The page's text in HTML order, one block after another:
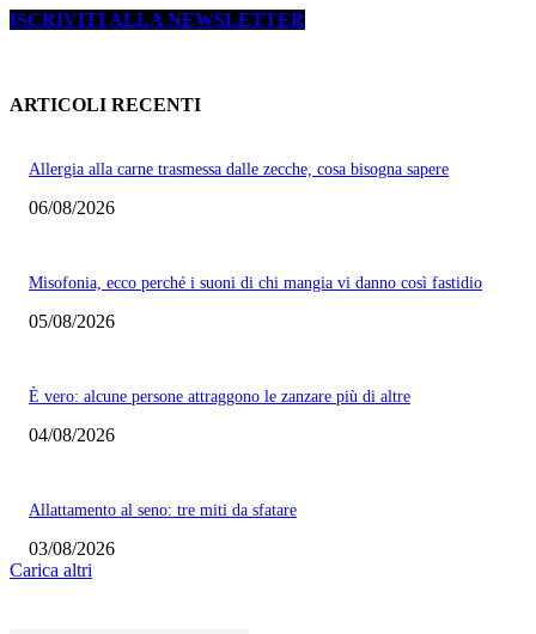
ISCRIVITI ALLA NEWSLETTER
ARTICOLI RECENTI
Allergia alla carne trasmessa dalle zecche, cosa bisogna sapere
06/08/2026
Misofonia, ecco perché i suoni di chi mangia vi danno così fastidio
05/08/2026
È vero: alcune persone attraggono le zanzare più di altre
04/08/2026
Allattamento al seno: tre miti da sfatare
03/08/2026
Carica altri